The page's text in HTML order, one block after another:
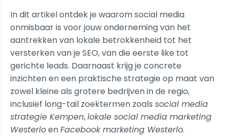
In dit artikel ontdek je waarom social media
onmisbaar is voor jouw onderneming van het
aantrekken van lokale betrokkenheid tot het
versterken van je SEO, van die eerste like tot
gerichte leads. Daarnaast krijg je concrete
inzichten en een praktische strategie op maat van
zowel kleine als grotere bedrijven in de regio,
inclusief long-tail zoektermen zoals social media
strategie Kempen,lokale social media marketing
WesterloenFacebook marketing Westerlo.